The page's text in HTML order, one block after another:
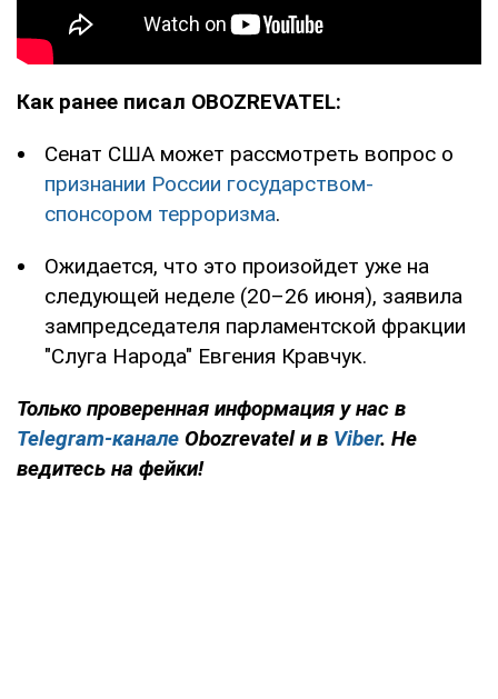
Как ранее писал OBOZREVATEL:
Сенат США может рассмотреть вопрос о
признании России государством-
спонсором терроризма.
Ожидается, что это произойдет уже на
следующей неделе (20–26 июня), заявила
зампредседателя парламентской фракции
"Слуга Народа" Евгения Кравчук.
Только проверенная информация у нас в
Telegram-канале Obozrevatel и в Viber. Не
ведитесь на фейки!